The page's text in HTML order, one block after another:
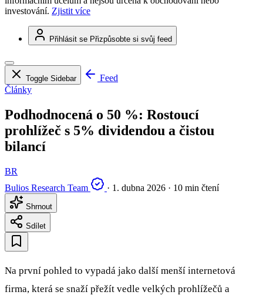
investování. Zjistit více
Přihlásit se Přizpůsobte si svůj feed
Toggle Sidebar
Feed
Články
Podhodnocená o 50 %: Rostoucí
prohlížeč s 5% dividendou a čistou
bilancí
BR
Bulios Research Team
· 1. dubna 2026 · 10 min čtení
Shrnout
Sdílet
Na první pohled to vypadá jako další menší internetová
firma, která se snaží přežít vedle velkých prohlížečů a